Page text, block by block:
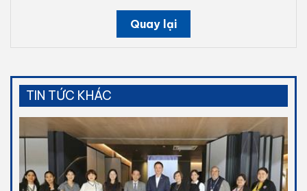
Quay lại
TIN TỨC KHÁC